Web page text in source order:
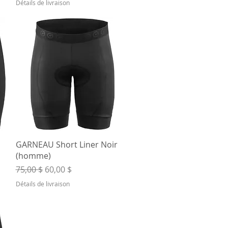
Détails de livraison
Aperçu rapide
GARNEAU Short Liner Noir
(homme)
Prix original
75,00 $ Prix promotionnel
60,00 $
Détails de livraison